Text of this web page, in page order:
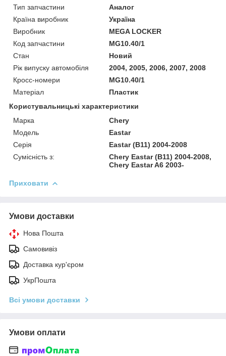
Тип запчастини
Аналог
Країна виробник
Україна
Виробник
MEGA LOCKER
Код запчастини
MG10.40/1
Стан
Новий
Рік випуску автомобіля
2004, 2005, 2006, 2007, 2008
Кросс-номери
MG10.40/1
Матеріал
Пластик
Користувальницькі характеристики
Марка
Chery
Модель
Eastar
Серія
Eastar (B11) 2004-2008
Сумісність з:
Chery Eastar (B11) 2004-2008,
Chery Eastar A6 2003-
Приховати
Умови доставки
Нова Пошта
Самовивіз
Доставка кур'єром
УкрПошта
Всі умови доставки
Умови оплати